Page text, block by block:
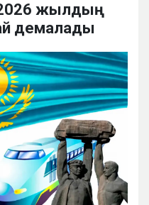
жылдың
демалады